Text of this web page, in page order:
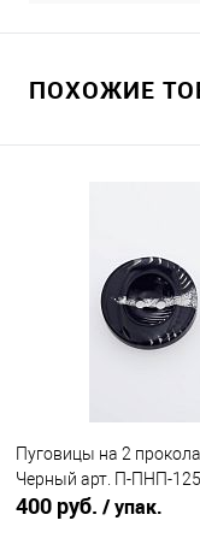
ПОХОЖИЕ
Пуговицы на 2
Черный арт. П-ПНП-
400 руб. / упак.